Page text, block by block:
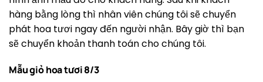
hàng bằng lòng thì nhân viên chúng tôi sẽ chuyển
phát hoa tươi ngay đến người nhận. Bây giờ thì bạn
sẽ chuyển khoản thanh toán cho chúng tôi.
Mẫu giỏ hoa tươi 8/3